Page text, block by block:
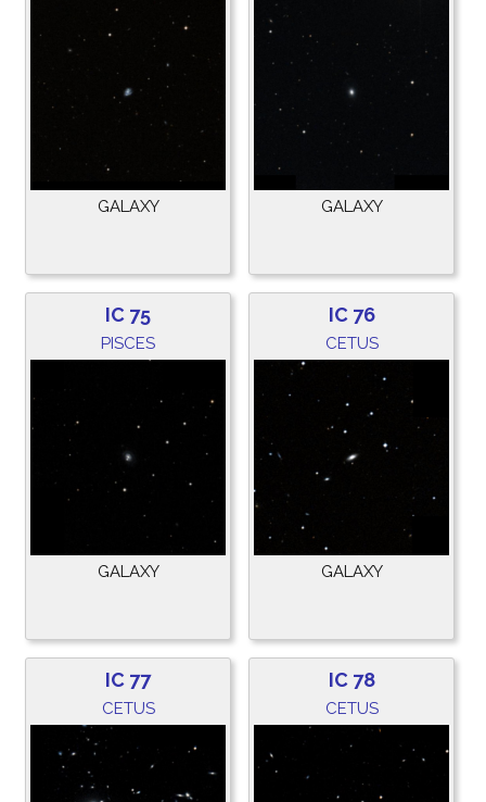
GALAXY GALAXY
IC 75
PISCES
GALAXY
IC 76
CETUS
GALAXY
IC 77
CETUS
IC 78
CETUS